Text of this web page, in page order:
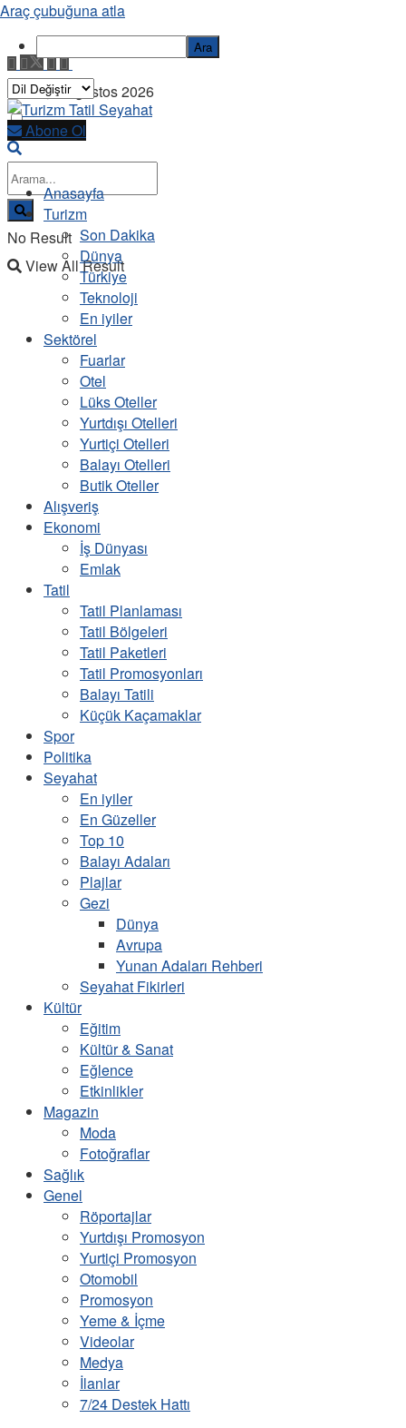
Cuma, 7 Ağustos 2026
No Result
View All Result
Abone Ol
Anasayfa
Turizm
Son Dakika
Dünya
Türkiye
Teknoloji
En iyiler
Sektörel
Fuarlar
Otel
Lüks Oteller
Yurtdışı Otelleri
Yurtiçi Otelleri
Balayı Otelleri
Butik Oteller
Alışveriş
Ekonomi
İş Dünyası
Emlak
Tatil
Tatil Planlaması
Tatil Bölgeleri
Tatil Paketleri
Tatil Promosyonları
Balayı Tatili
Küçük Kaçamaklar
Spor
Politika
Seyahat
En iyiler
En Güzeller
Top 10
Balayı Adaları
Plajlar
Gezi
Dünya
Avrupa
Yunan Adaları Rehberi
Seyahat Fikirleri
Kültür
Eğitim
Kültür & Sanat
Eğlence
Etkinlikler
Magazin
Moda
Fotoğraflar
Sağlık
Genel
Röportajlar
Yurtdışı Promosyon
Yurtiçi Promosyon
Otomobil
Promosyon
Yeme & İçme
Videolar
Medya
İlanlar
7/24 Destek Hattı
Araç çubuğuna atla
Ara